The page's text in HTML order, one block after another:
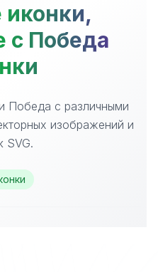
с Победа
Победа с различными
изображений и
SVG.